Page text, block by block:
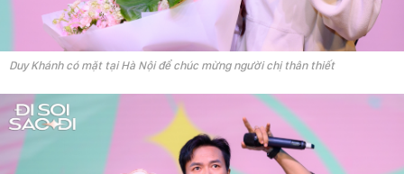
Duy Khánh có mặt tại Hà Nội để chúc mừng người chị thân thiết